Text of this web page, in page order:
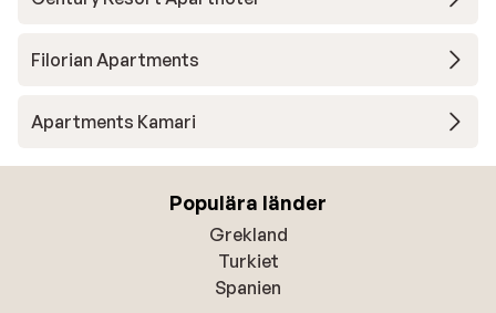
Filorian Apartments
Apartments Kamari
Populära länder
Grekland
Turkiet
Spanien